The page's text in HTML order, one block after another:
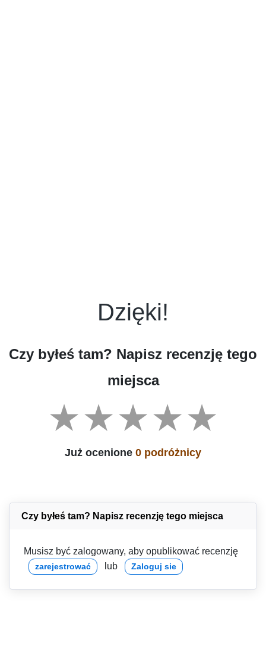
Dzięki!
Czy byłeś tam? Napisz recenzję tego
miejsca
Już ocenione 0 podróżnicy
Czy byłeś tam? Napisz recenzję tego miejsca
Musisz być zalogowany, aby opublikować recenzję
zarejestrować lub Zaloguj sie